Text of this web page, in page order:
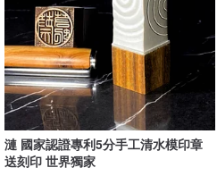
漣 國家認證專利5分手工清水模印章
送刻印 世界獨家